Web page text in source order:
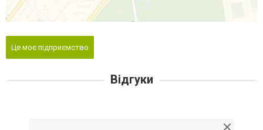
Це моє підприємство
Відгуки